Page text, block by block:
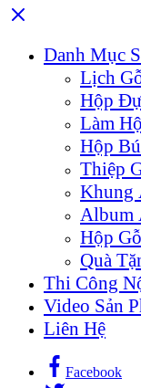
Danh Mục
Lịch
Hộp
Làm
Hộp
Thiệp
Khung
Album
Hộp
Quà
Thi Công
Video Sản
Liên Hệ
Facebook